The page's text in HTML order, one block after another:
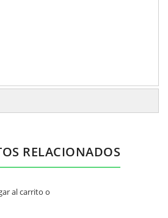
RELACIONADOS
al carrito o